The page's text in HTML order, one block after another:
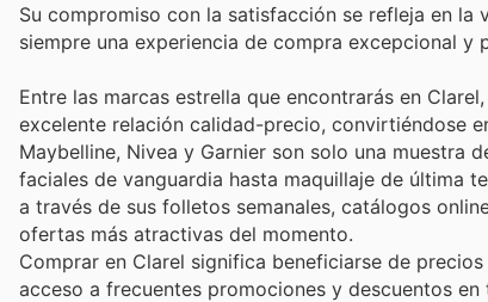
Su compromiso con la satisfacción se refleja en
siempre una experiencia de compra excepcional y
Entre las marcas estrella que encontrarás en
excelente relación calidad-precio, convirtiéndose
Maybelline, Nivea y Garnier son solo una muestra
faciales de vanguardia hasta maquillaje de última
a través de sus folletos semanales, catálogos
ofertas más atractivas del momento.
Comprar en Clarel significa beneficiarse de
acceso a frecuentes promociones y descuentos